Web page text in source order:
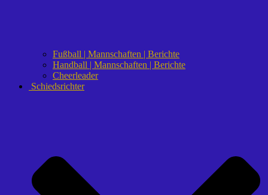
Fußball | Mannschaften | Berichte
Handball | Mannschaften | Berichte
Cheerleader
Schiedsrichter